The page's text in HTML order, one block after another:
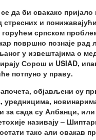
да би свакако пријало
и
горућем српском
површно познаје рад
у извештајима о
Сорош и USIAD,
потпуно у праву.
објављени су
уредницима,
за сада су Албанци,
називају –
тако али овакав